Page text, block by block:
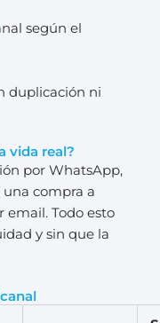
según el
duplicación ni
vida real?
por WhatsApp,
una compra a
email. Todo esto
y sin que la